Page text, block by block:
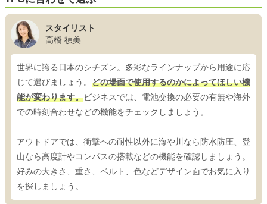
スタイリスト
高橋 禎美
世界に誇る日本のシチズン。多彩なラインナップから用途に応
じて選びましょう。 どの場面で使用するのかによってほしい機
能が変わります。ビジネスでは、電池交換の必要の有無や海外
での時刻合わせなどの機能をチェックしましょう。
アウトドアでは、衝撃への耐性以外に海や川なら防水防圧、登
山なら高度計やコンパスの搭載などの機能を確認しましょう。
好みの大きさ、重さ、ベルト、色などデザイン面でお気に入り
を探しましょう。